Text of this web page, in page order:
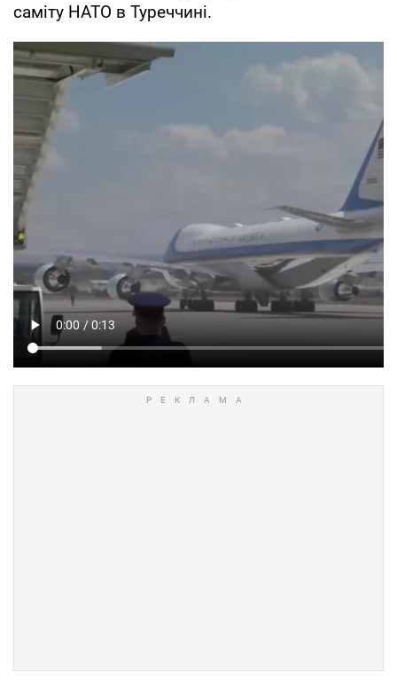
саміту НАТО в Туреччині.